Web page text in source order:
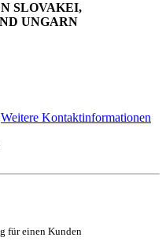
SLOVAKEI,
UNGARN
Weitere Kontaktinformationen
für einen Kunden